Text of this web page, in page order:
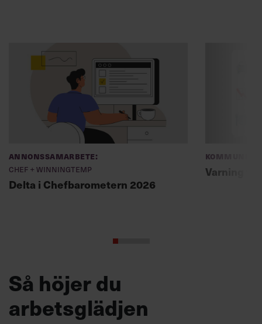
Annonssamarbete:
Chef + Winningtemp
Delta i Chefbarometern 2026
Varning
Så höjer du
arbetsglädjen